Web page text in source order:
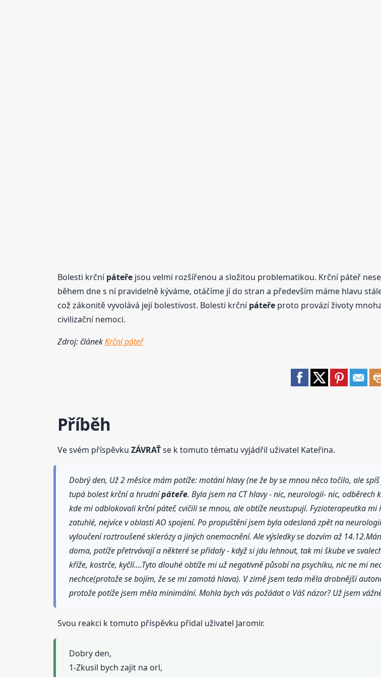
Bolesti krčnípáteřejsou velmi rozšířenou a složitou problematikou. Krční páteř
během dne s ní pravidelně kýváme, otáčíme jí do stran a především máme hlavu
což zákonitě vyvolává její bolestivost. Bolesti krčnípáteřeproto provází životy
civilizační nemoci.
Zdroj: článekKrční páteř
Příběh
Ve svém příspěvku ZÁVRAŤse k tomuto tématu vyjádřil uživatel Kateřina.
Dobrý den, Už 2 měsíce mám potíže: motání hlavy (ne že by se mnou něco točilo, ale
tupá bolest krční a hrudnípáteře. Byla jsem na CT hlavy - nic, neurologii- nic,
kde mi odblokovali krční páteř, cvičili se mnou, ale obtíže neustupují. Fyzioterapeutka
zatuhlé, nejvíce v oblasti AO spojení. Po propuštění jsem byla odeslaná zpět na
vyloučení roztroušené sklerózy a jiných onemocnění. Ale výsledky se dozvím až
doma, potíže přetrvávají a některé se přidaly - když si jdu lehnout, tak mi škube ve
kříže, kostrče, kyčlí....Tyto dlouhé obtíže mi už negativně působí na psychiku, nic ne mi
nechce(protože se bojím, že se mi zamotá hlava). V zimě jsem teda měla drobnější
protože potíže jsem měla minimální. Mohla bych vás požádat o Váš názor? Už jsem
Svou reakci k tomuto příspěvku přidal uživatel Jaromir.
Dobry den,
1-Zkusil bych zajit na orl,